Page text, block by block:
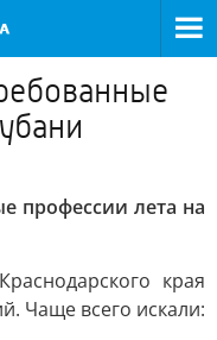
профессии лета на
края
Чаще всего искали: